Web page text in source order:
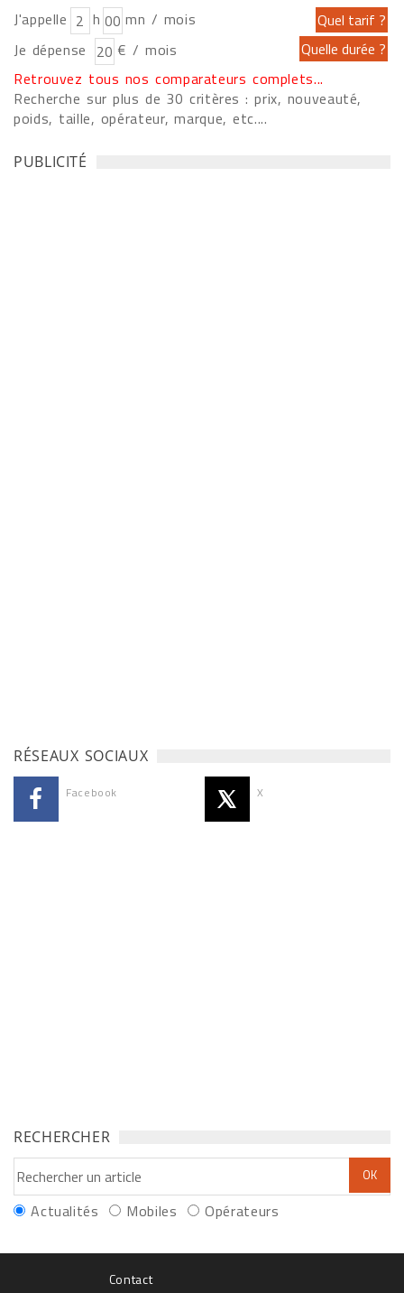
J'appelle h
mn / mois
Je dépense
€ / mois
Retrouvez tous nos comparateurs complets...
Recherche sur plus de 30 critères : prix, nouveauté,
poids, taille, opérateur, marque, etc....
PUBLICITÉ
RÉSEAUX SOCIAUX
Facebook X
RECHERCHER
Actualités Mobiles Opérateurs
Contact